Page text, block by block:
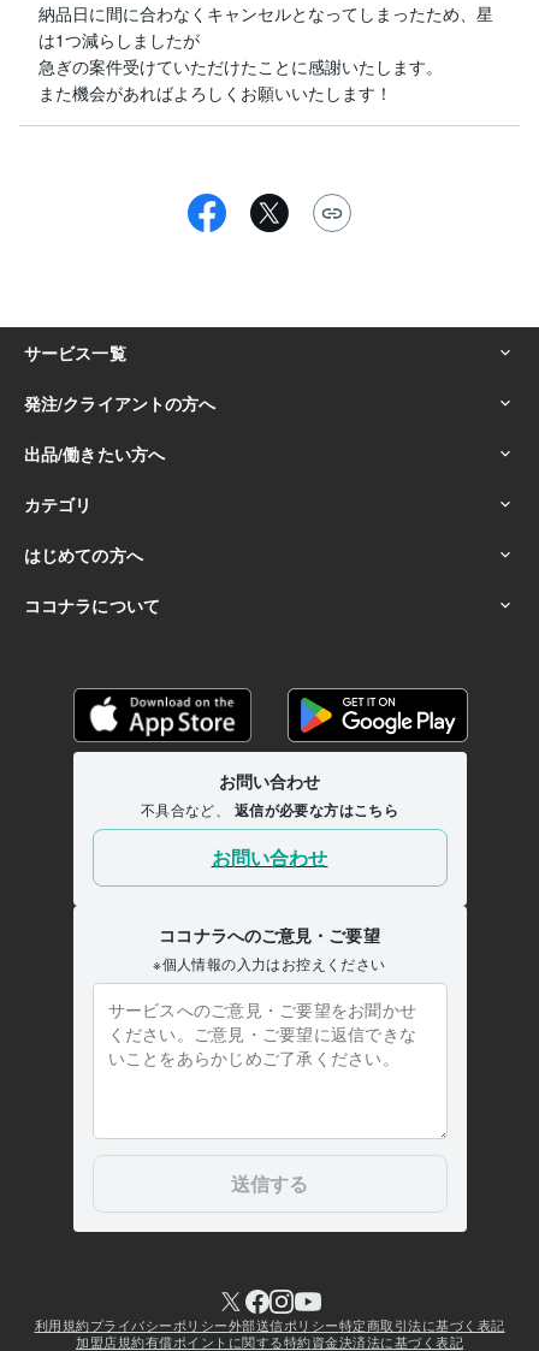
納品日に間に合わなくキャンセルとなってしまったため、星
は1つ減らしましたが
急ぎの案件受けていただけたことに感謝いたします。
また機会があればよろしくお願いいたします！